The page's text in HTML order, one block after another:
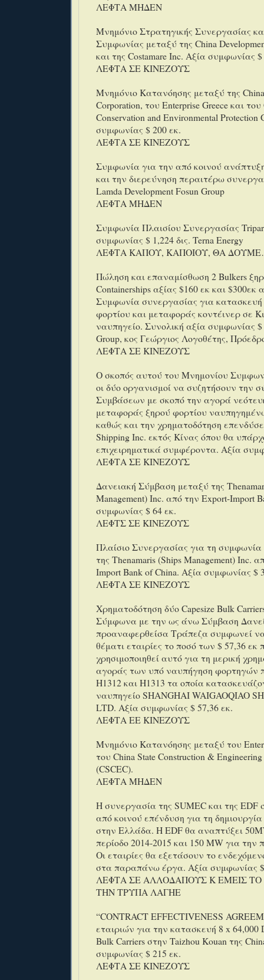
ΛΕΦΤΑ ΜΗΔΕΝ
Μνημόνιο Στρατηγικής Συνεργασίας
Συμφωνίας μεταξύ της China
και της Costamare Inc. Αξία συμφωνίας $
ΛΕΦΤΑ ΣΕ ΚΙΝΕΖΟΥΣ
Μνημόνιο Κατανόησης μεταξύ της
Corporation, του Enterprise Greece και
Conservation and Environmental Protection
συμφωνίας $ 200 εκ.
ΛΕΦΤΑ ΣΕ ΚΙΝΕΖΟΥΣ
Συμφωνία για την από κοινού
και την διερεύνηση περαιτέρω
Lamda Development Fosun Group
ΛΕΦΤΑ ΜΗΔΕΝ
Συμφωνία Πλαισίου Συνεργασίας
συμφωνίας $ 1,224 δις. Terna Energy
ΛΕΦΤΑ ΚΑΠΟΥ, ΚΑΠΟΙΟΥ, ΘΑ
Πώληση και επαναμίσθωση 2 Bulkers
Containerships αξίας $160 εκ και $300εκ
Συμφωνία συνεργασίας για
φορτίου και μεταφοράς κοντέινερ σε
ναυπηγείο. Συνολική αξία συμφωνίας
Group, κος Γεώργιος Λογοθέτης,
ΛΕΦΤΑ ΣΕ ΚΙΝΕΖΟΥΣ
Ο σκοπός αυτού του Μνημονίου
oι δύο οργανισμοί να συζητήσουν την
Συμβάσεων με σκοπό την αγορά
μεταφοράς ξηρού φορτίου
καθώς και την χρηματοδότηση
Shipping Inc. εκτός Κίνας όπου θα
επιχειρηματικά συμφέροντα. Αξία
ΛΕΦΤΑ ΣΕ ΚΙΝΕΖΟΥΣ
Δανειακή Σύμβαση μεταξύ της
Management) Inc. από την Export-Import
συμφωνίας $ 64 εκ.
ΛΕΦΤΣ ΣΕ ΚΙΝΕΖΟΥΣ
Πλαίσιο Συνεργασίας για τη συμφωνία
της Thenamaris (Ships Management) Inc.
Import Bank of China. Αξία συμφωνίας $
ΛΕΦΤΑ ΣΕ ΚΙΝΕΖΟΥΣ
Χρηματοδότηση δύο Capesize Bulk
Σύμφωνα με την ως άνω Σύμβαση
προαναφερθείσα Τράπεζα συμφωνεί να
θέματι εταιρίες το ποσό των $ 57,36 εκ
χρησιμοποιηθεί αυτό για τη μερική
αγοράς των υπό ναυπήγηση φορτηγών
H1312 και H1313 τα οποία
ναυπηγείο SHANGHAI WAIGAOQIAO
LTD. Αξία συμφωνίας $ 57,36 εκ.
ΛΕΦΤΑ ΕΕ ΚΙΝΕΖΟΥΣ
Μνημόνιο Κατανόησης μεταξύ του
του China State Construction &
(CSCEC).
ΛΕΦΤΑ ΜΗΔΕΝ
Η συνεργασία της SUMEC και της EDF
από κοινού επένδυση για τη
στην Ελλάδα. Η EDF θα αναπτύξει
περίοδο 2014-2015 και 150 MW για την
Οι εταιρίες θα εξετάσουν το
στα παραπάνω έργα. Αξία συμφωνίας
ΛΕΦΤΑ ΣΕ ΑΛΛΟΔΑΠΟΥΣ Κ ΕΜΕΙΣ
ΤΗΝ ΤΡΥΠΑ ΛΑΓΗΕ
“CONTRACT EFFECTIVENESS
εταιριών για την κατασκευή 8 x 64,000
Bulk Carriers στην Taizhou Kouan της
συμφωνίας $ 215 εκ.
ΛΕΦΤΑ ΣΕ ΚΙΝΕΖΟΥΣ